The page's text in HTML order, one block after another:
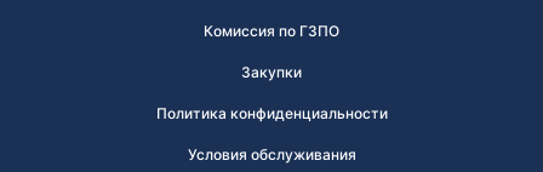
Комиссия по ГЗПО
Закупки
Политика конфиденциальности
Условия обслуживания